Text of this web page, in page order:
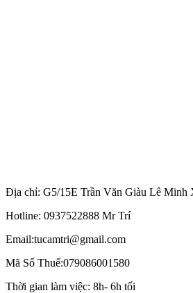
Địa chỉ: G5/15E Trần Văn Giàu Lê Minh
Hotline: 0937522888 Mr Trí
Email:tucamtri@gmail.com
Mã Số Thuế:079086001580
Thời gian làm việc: 8h- 6h tối